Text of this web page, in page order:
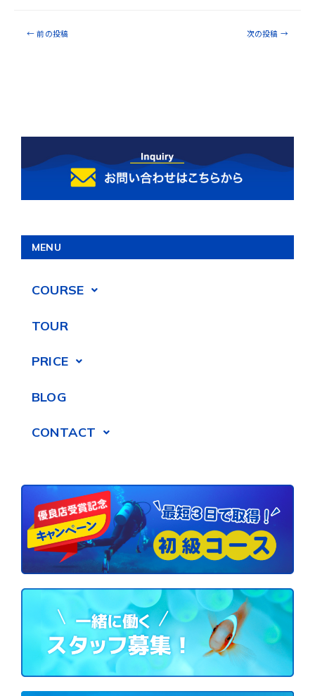
← 前の投稿 次の投稿 →
MENU
COURSE
TOUR
PRICE
BLOG
CONTACT